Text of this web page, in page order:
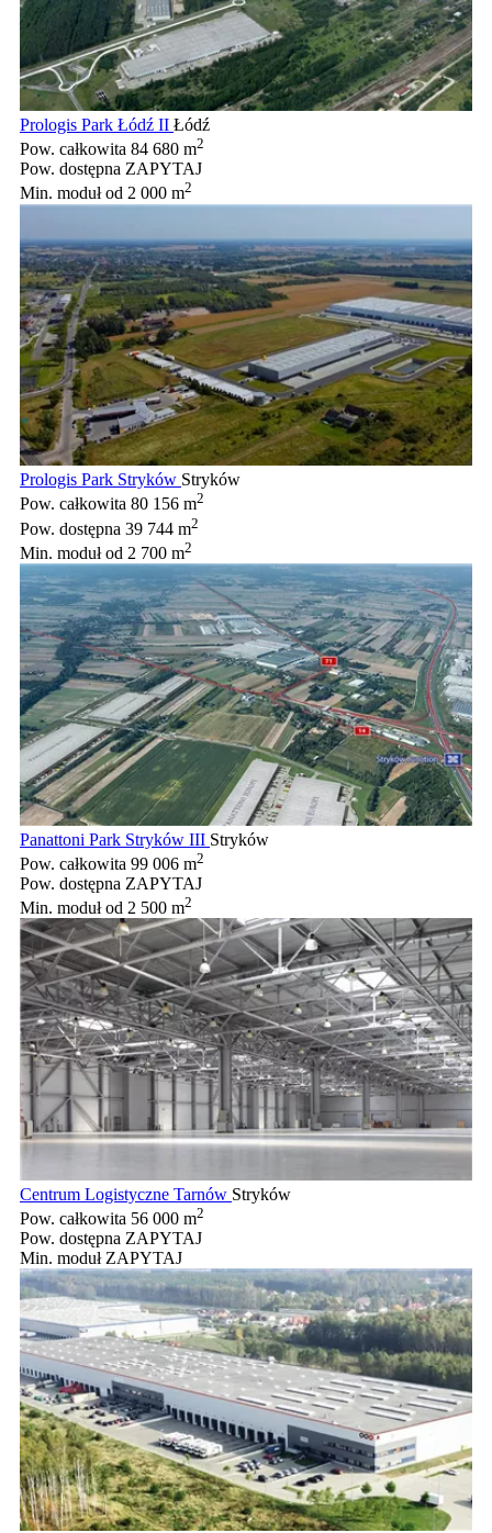
Prologis Park Łódź II Łódź
Pow. całkowita 84 680 m2
Pow. dostępna ZAPYTAJ
Min. modułod 2 000 m2
Prologis Park Stryków Stryków
Pow. całkowita 80 156 m2
Pow. dostępna 39 744 m2
Min. modułod 2 700 m2
Panattoni Park Stryków III Stryków
Pow. całkowita 99 006 m2
Pow. dostępna ZAPYTAJ
Min. modułod 2 500 m2
Centrum Logistyczne Tarnów Stryków
Pow. całkowita 56 000 m2
Pow. dostępna ZAPYTAJ
Min. moduł ZAPYTAJ